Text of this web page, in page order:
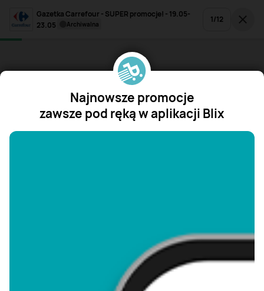
Gazetka Carrefour - SUPER promocje! - 19.05-
23.05
archiwalna 1/12
Najnowsze promocje
zawsze pod ręką w aplikacji Blix
"/>